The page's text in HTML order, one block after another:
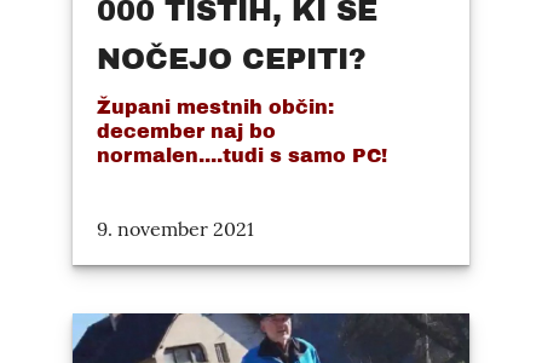
000 TISTIH, KI SE
NOČEJO CEPITI?
Župani mestnih občin:
december naj bo
normalen....tudi s samo PC!
9. november 2021